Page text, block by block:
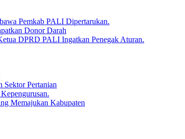
Pemkab PALI Dipertarukan.
Donor Darah
DPRD PALI Ingatkan Penegak Aturan.
Sektor Pertanian
Memajukan Kabupaten